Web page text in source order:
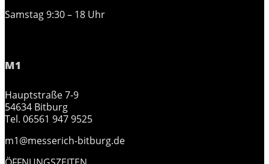
Samstag 9:30 – 18 Uhr
M1
Hauptstraße 7-9
54634 Bitburg
Tel. 06561 947 9525
m1@messerich-bitburg.de